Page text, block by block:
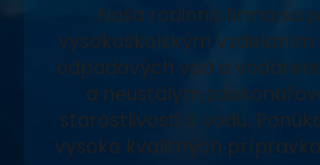
Naša rodinná firma sa
vysokoškolským
odpadových vôd a
a neustálym
starostlivosti o vodu.
vysoko kvalitných